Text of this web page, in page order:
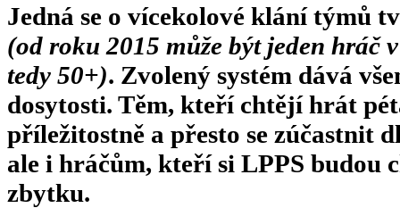
Jedná se o vícekolové klání týmů
(od roku 2015 může být jeden hráč
tedy 50+). Zvolený systém dává
dosytosti. Těm, kteří chtějí hrát
příležitostně a přesto se zúčastnit
ale i hráčům, kteří si LPPS budou
zbytku.